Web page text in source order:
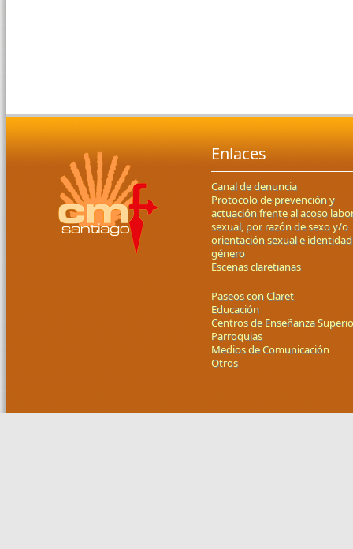
Enlaces
Canal de denuncia
Protocolo de prevención y
actuación frente al acoso
sexual, por razón de sexo y/o
orientación sexual e
género
Escenas claretianas
Paseos con Claret
Educación
Centros de Enseñanza
Parroquias
Medios de Comunicación
Otros